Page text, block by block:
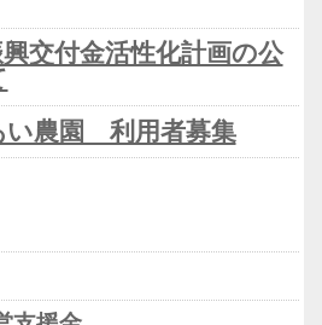
交付金活性化計画の公
い農園 利用者募集